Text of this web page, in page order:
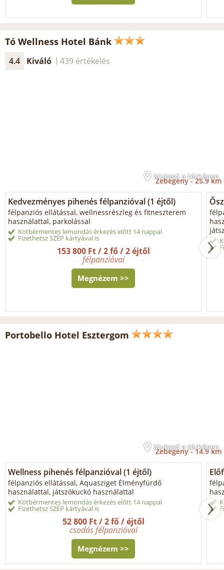
Tó Wellness Hotel Bánk
4.4 Kiváló 439 értékelés
Mutasd a térképen
Zebegény -25.9 km
Kedvezményes pihenés félpanzióval (1 éjtől)
félpanziós ellátással, wellnessrészleg és fitneszterem
használattal, parkolással
Kötbérmentes lemondás érkezés előtt 14 nappal
Fizethetsz SZÉP kártyával is
153 800 Ft / 2 fő / 2 éjtől
félpanzióval
Megnézem >>
Portobello Hotel Esztergom
Mutasd a térképen
Zebegény -14.9 km
Wellness pihenés félpanzióval (1 éjtől)
félpanziós ellátással, Aquasziget Élményfürdő
használattal, játszókuckó használattal
Kötbérmentes lemondás érkezés előtt 14 nappal
Fizethetsz SZÉP kártyával is
52 800 Ft / 2 fő / éjtől
csodás félpanzióval
Megnézem >>